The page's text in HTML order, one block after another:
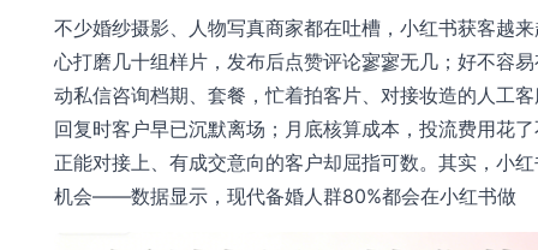
不少婚纱摄影、人物写真商家都在吐槽，小红书获客越
心打磨几十组样片，发布后点赞评论寥寥无几；好不容
动私信咨询档期、套餐，忙着拍客片、对接妆造的人工
回复时客户早已沉默离场；月底核算成本，投流费用花
正能对接上、有成交意向的客户却屈指可数。其实，小
机会——数据显示，现代备婚人群80%都会在小红书做